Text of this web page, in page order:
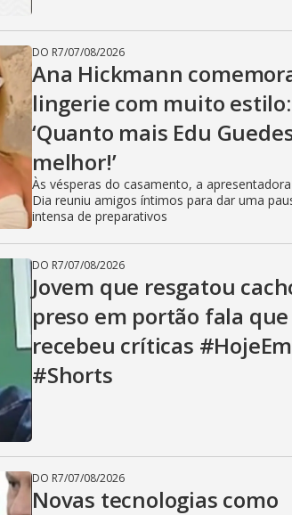
DO R7/07/08/2026
Ana Hickmann
lingerie com muito estilo:
‘Quanto mais Edu
melhor!’
Às vésperas do casamento, a
Dia reuniu amigos íntimos para dar uma
intensa de preparativos
DO R7/07/08/2026
Jovem que resgatou
preso em portão fala que
recebeu críticas
#Shorts
DO R7/07/08/2026
Novas tecnologias como